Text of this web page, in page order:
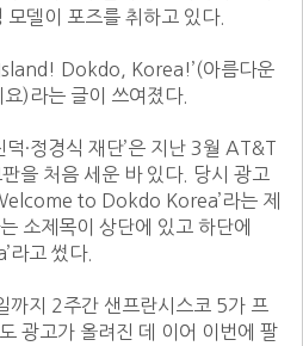
델이 포즈를 취하고 있다.
Dokdo, Korea!’(아름다운
)라는 글이 쓰여졌다.
덕·정경식 재단’은 지난 3월 AT&T
을 처음 세운 바 있다. 당시 광고
to Dokdo Korea’라는 제
소제목이 상단에 있고 하단에
라고 썼다.
까지 2주간 샌프란시스코 5가 프
광고가 올려진 데 이어 이번에 팔